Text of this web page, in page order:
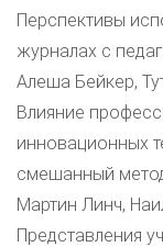
Перспективы
журналах с
Алеша Бейкер,
Влияние
инновационных
смешанный
Мартин Линч,
Представления